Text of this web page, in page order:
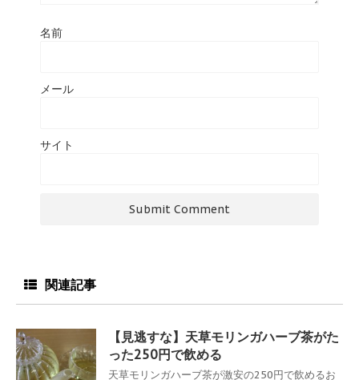
名前
メール
サイト
関連記事
【見逃すな】天草モリンガハーブ茶がた
った250円で飲める
天草モリンガハーブ茶が激安の250円で飲めるお